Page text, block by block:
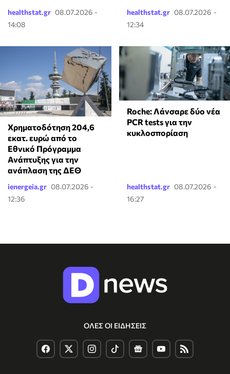
healthstat.gr 08.07.2026 -
14:08
healthstat.gr 08.07.2026 -
12:34
Χρηματοδότηση 204,6
εκατ. ευρώ από το
Εθνικό Πρόγραμμα
Ανάπτυξης για την
ανάπλαση της ΔΕΘ
ienergeia.gr 08.07.2026 -
12:36
Roche: Λάνσαρε δύο νέα
PCR tests για την
κυκλοσπορίαση
healthstat.gr 08.07.2026 -
16:27
ΟΛΕΣ ΟΙ ΕΙΔΗΣΕΙΣ